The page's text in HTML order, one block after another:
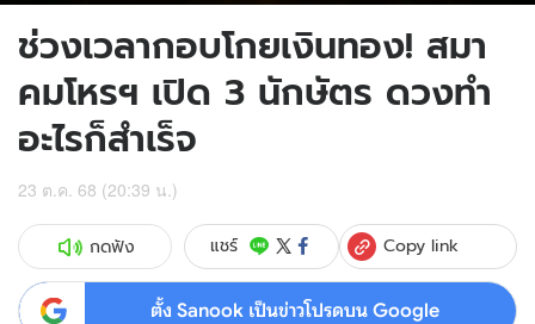
ช่วงเวลากอบโกยเงินทอง! สมา
คมโหรฯ เปิด 3 นักษัตร ดวงทำ
อะไรก็สำเร็จ
23 ต.ค. 68 (20:39 น.)
กดฟัง แชร์ Copy link
ตั้ง Sanook เป็นข่าวโปรดบน Google